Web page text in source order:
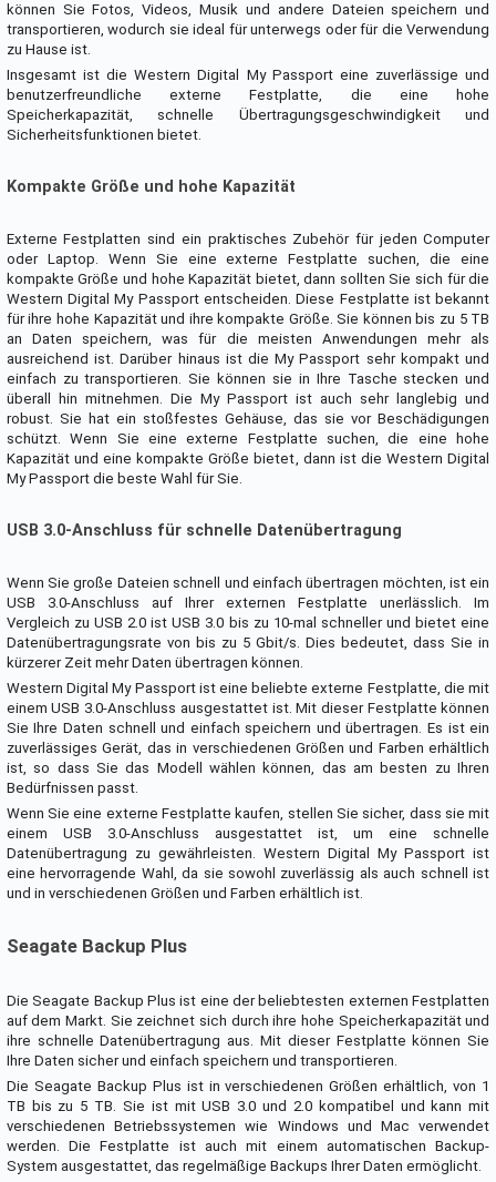
können Sie Fotos, Videos, Musik und andere Dateien speichern und
transportieren, wodurch sie ideal für unterwegs oder für die Verwendung
zu Hause ist.
Insgesamt ist die Western Digital My Passport eine zuverlässige und
benutzerfreundliche externe Festplatte, die eine hohe
Speicherkapazität, schnelle Übertragungsgeschwindigkeit und
Sicherheitsfunktionen bietet.
Kompakte Größe und hohe Kapazität
Externe Festplatten sind ein praktisches Zubehör für jeden Computer
oder Laptop. Wenn Sie eine externe Festplatte suchen, die eine
kompakte Größe und hohe Kapazität bietet, dann sollten Sie sich für die
Western Digital My Passport entscheiden. Diese Festplatte ist bekannt
für ihre hohe Kapazität und ihre kompakte Größe. Sie können bis zu 5 TB
an Daten speichern, was für die meisten Anwendungen mehr als
ausreichend ist. Darüber hinaus ist die My Passport sehr kompakt und
einfach zu transportieren. Sie können sie in Ihre Tasche stecken und
überall hin mitnehmen. Die My Passport ist auch sehr langlebig und
robust. Sie hat ein stoßfestes Gehäuse, das sie vor Beschädigungen
schützt. Wenn Sie eine externe Festplatte suchen, die eine hohe
Kapazität und eine kompakte Größe bietet, dann ist die Western Digital
My Passport die beste Wahl für Sie.
USB 3.0-Anschluss für schnelle Datenübertragung
Wenn Sie große Dateien schnell und einfach übertragen möchten, ist ein
USB 3.0-Anschluss auf Ihrer externen Festplatte unerlässlich. Im
Vergleich zu USB 2.0 ist USB 3.0 bis zu 10-mal schneller und bietet eine
Datenübertragungsrate von bis zu 5 Gbit/s. Dies bedeutet, dass Sie in
kürzerer Zeit mehr Daten übertragen können.
Western Digital My Passport ist eine beliebte externe Festplatte, die mit
einem USB 3.0-Anschluss ausgestattet ist. Mit dieser Festplatte können
Sie Ihre Daten schnell und einfach speichern und übertragen. Es ist ein
zuverlässiges Gerät, das in verschiedenen Größen und Farben erhältlich
ist, so dass Sie das Modell wählen können, das am besten zu Ihren
Bedürfnissen passt.
Wenn Sie eine externe Festplatte kaufen, stellen Sie sicher, dass sie mit
einem USB 3.0-Anschluss ausgestattet ist, um eine schnelle
Datenübertragung zu gewährleisten. Western Digital My Passport ist
eine hervorragende Wahl, da sie sowohl zuverlässig als auch schnell ist
und in verschiedenen Größen und Farben erhältlich ist.
Seagate Backup Plus
Die Seagate Backup Plus ist eine der beliebtesten externen Festplatten
auf dem Markt. Sie zeichnet sich durch ihre hohe Speicherkapazität und
ihre schnelle Datenübertragung aus. Mit dieser Festplatte können Sie
Ihre Daten sicher und einfach speichern und transportieren.
Die Seagate Backup Plus ist in verschiedenen Größen erhältlich, von 1
TB bis zu 5 TB. Sie ist mit USB 3.0 und 2.0 kompatibel und kann mit
verschiedenen Betriebssystemen wie Windows und Mac verwendet
werden. Die Festplatte ist auch mit einem automatischen Backup-
System ausgestattet, das regelmäßige Backups Ihrer Daten ermöglicht.